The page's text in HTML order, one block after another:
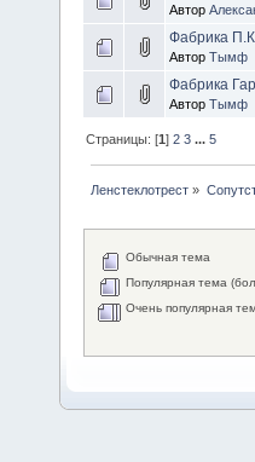
Автор
Фабрика
Автор Тымф
Фабрика
Автор Тымф
Страницы: [1]2 3 ...5
Ленстеклотрест »
Обычная тема
Популярная тема
Очень популярная